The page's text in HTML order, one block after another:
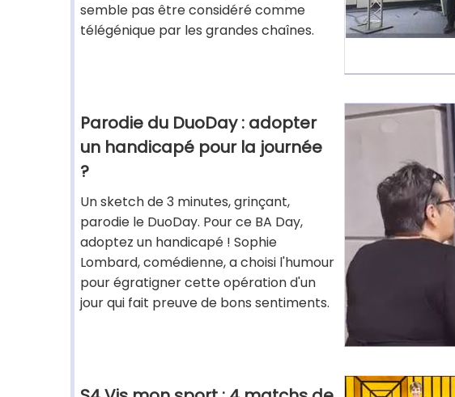
semble pas être considéré comme
télégénique par les grandes chaînes.
Parodie du DuoDay : adopter
un handicapé pour la journée
?
Un sketch de 3 minutes, grinçant,
parodie le DuoDay. Pour ce BA Day,
adoptez un handicapé ! Sophie
Lombard, comédienne, a choisi l'humour
pour égratigner cette opération d'un
jour qui fait preuve de bons sentiments.